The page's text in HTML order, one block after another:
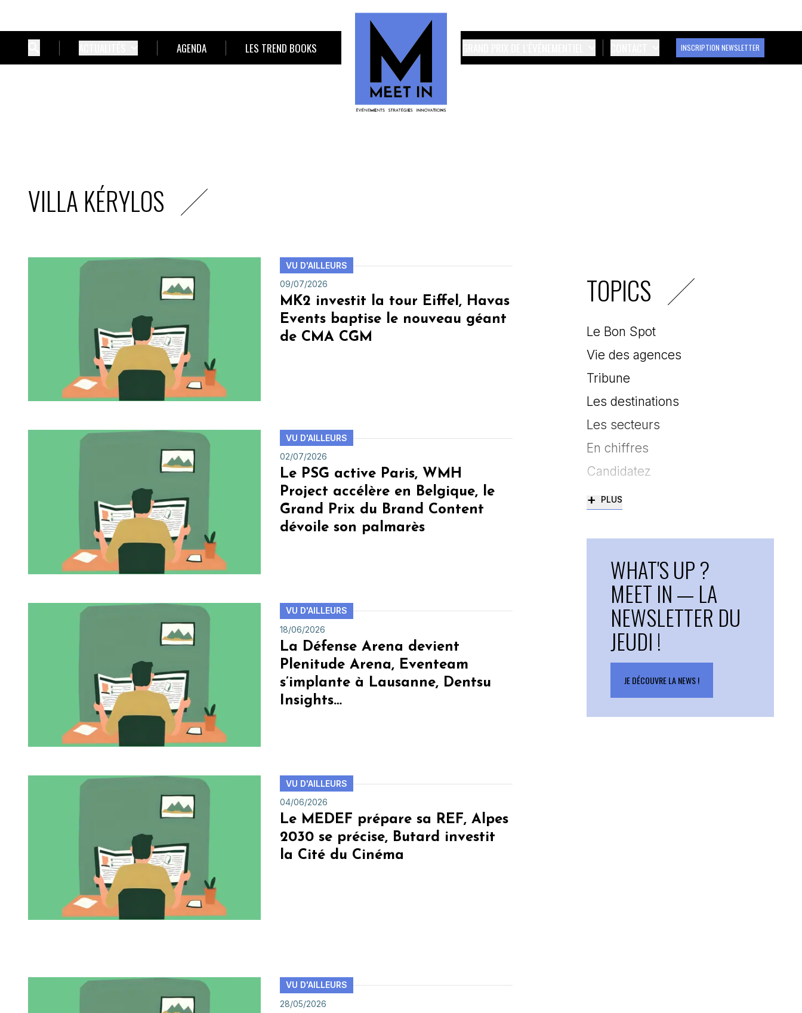
AGENDA LES TREND BOOKS INSCRIPTION NEWSLETTER
VILLA KÉRYLOS
VU D'AILLEURS
09/07/2026
MK2 investit la tour Eiffel, Havas
Events baptise le nouveau géant
de CMA CGM
VU D'AILLEURS
02/07/2026
Le PSG active Paris, WMH
Project accélère en Belgique, le
Grand Prix du Brand Content
dévoile son palmarès
VU D'AILLEURS
18/06/2026
La Défense Arena devient
Plenitude Arena, Eventeam
s’implante à Lausanne, Dentsu
Insights…
VU D'AILLEURS
04/06/2026
Le MEDEF prépare sa REF, Alpes
2030 se précise, Butard investit
la Cité du Cinéma
VU D'AILLEURS
28/05/2026
TOPICS
Le Bon Spot
Vie des agences
Tribune
Les destinations
Les secteurs
En chiffres
Candidatez
+ PLUS
WHAT'S UP ?
MEET IN — LA
NEWSLETTER DU
JEUDI !
JE DÉCOUVRE LA NEWS !